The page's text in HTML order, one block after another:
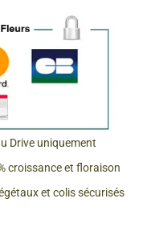
Drive uniquement
croissance et floraison
et colis sécurisés